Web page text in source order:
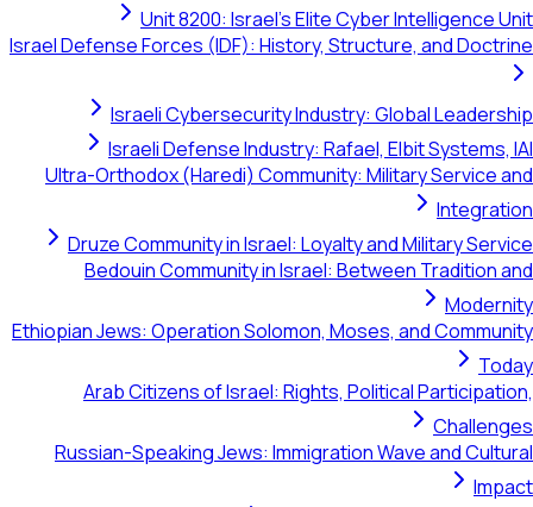
Unit 8200: Israel's Elite Cyber
Israel Defense Forces (IDF): History, Structure, and
Israeli Cybersecurity Industry: Global
Israeli Defense Industry: Rafael, Elbit
Ultra-Orthodox (Haredi) Community: Military
Druze Community in Israel: Loyalty and Military
Bedouin Community in Israel: Between
Ethiopian Jews: Operation Solomon, Moses, and
Arab Citizens of Israel: Rights, Political
Russian-Speaking Jews: Immigration Wave and